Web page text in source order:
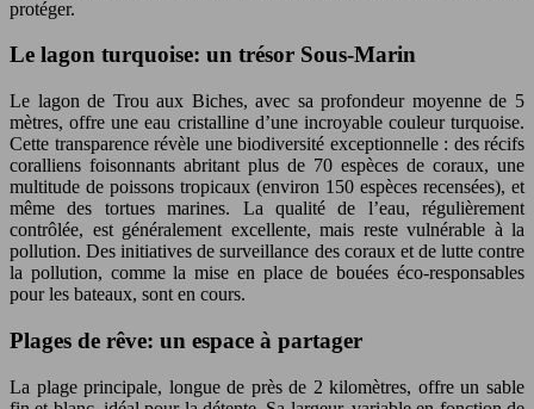
protéger.
Le lagon turquoise: un trésor Sous-Marin
Le lagon de Trou aux Biches, avec sa profondeur moyenne de 5
mètres, offre une eau cristalline d’une incroyable couleur turquoise.
Cette transparence révèle une biodiversité exceptionnelle : des récifs
coralliens foisonnants abritant plus de 70 espèces de coraux, une
multitude de poissons tropicaux (environ 150 espèces recensées), et
même des tortues marines. La qualité de l’eau, régulièrement
contrôlée, est généralement excellente, mais reste vulnérable à la
pollution. Des initiatives de surveillance des coraux et de lutte contre
la pollution, comme la mise en place de bouées éco-responsables
pour les bateaux, sont en cours.
Plages de rêve: un espace à partager
La plage principale, longue de près de 2 kilomètres, offre un sable